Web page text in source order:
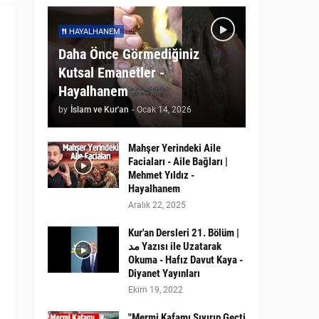
HAYALHANEM
Daha Önce Görmediğiniz
Kutsal Emanetler -
Hayalhanem
by İslam ve Kur'an - Ocak 14, 2026
Mahşer Yerindeki Aile
Faciaları - Aile Bağları |
Mehmet Yıldız -
Hayalhanem
Aralık 22, 2025
Kur'an Dersleri 21. Bölüm |
مد Yazısı ile Uzatarak
Okuma - Hafız Davut Kaya -
Diyanet Yayınları
Ekim 19, 2022